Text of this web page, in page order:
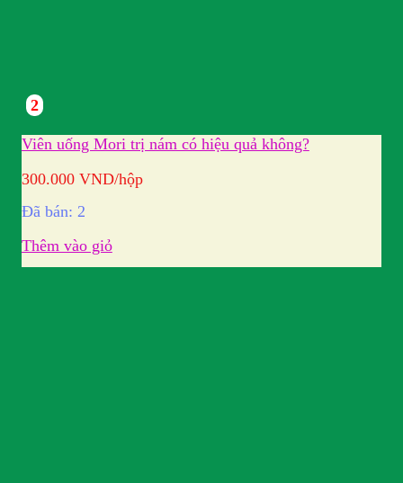
2
Viên uống Mori trị nám có hiệu quả không?
300.000 VND/hộp
Đã bán: 2
Thêm vào giỏ